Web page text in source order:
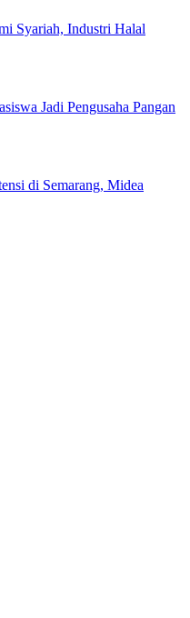
Syariah, Industri Halal
Jadi Pengusaha Pangan
di Semarang, Midea